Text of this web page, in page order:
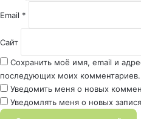
Email *
Сайт
Сохранить моё имя, email и
последующих моих комментариев.
Уведомить меня о новых
Уведомлять меня о новых